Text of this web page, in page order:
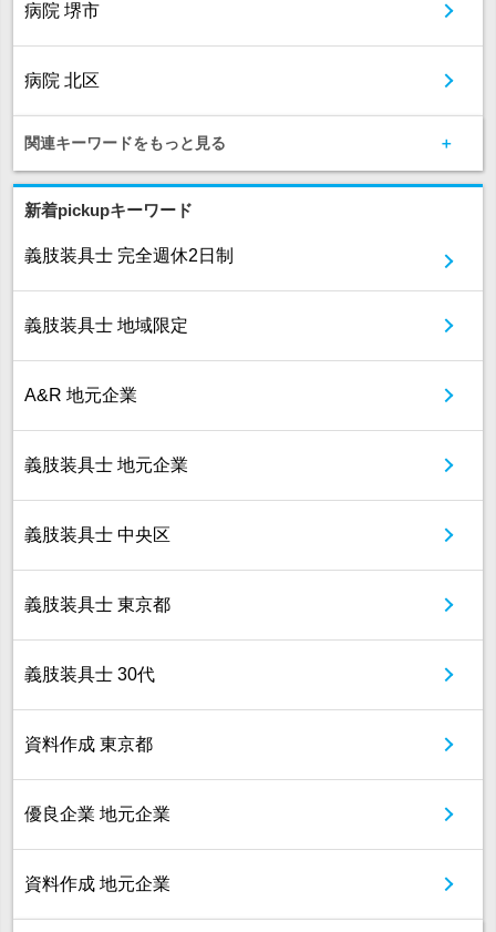
病院 堺市
病院 北区
関連キーワードをもっと見る
新着pickupキーワード
義肢装具士 完全週休2日制
義肢装具士 地域限定
A&R 地元企業
義肢装具士 地元企業
義肢装具士 中央区
義肢装具士 東京都
義肢装具士 30代
資料作成 東京都
優良企業 地元企業
資料作成 地元企業